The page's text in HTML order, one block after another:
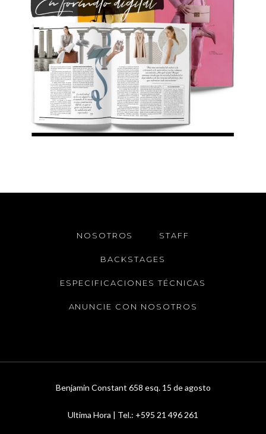
NOSOTROS STAFF
BACKSTAGES
ESPECIFICACIONES TÉCNICAS
ANUNCIE CON NOSOTROS
Benjamin Constant 658 esq. 15 de agosto
Ultima Hora | Tel.: +595 21 496 261